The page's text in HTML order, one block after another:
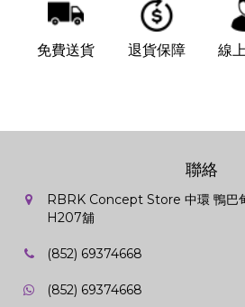
免費送貨 退貨保障 線
聯絡
RBRK Concept Store 中環 鴨巴
H207舖
(852) 69374668
(852) 69374668